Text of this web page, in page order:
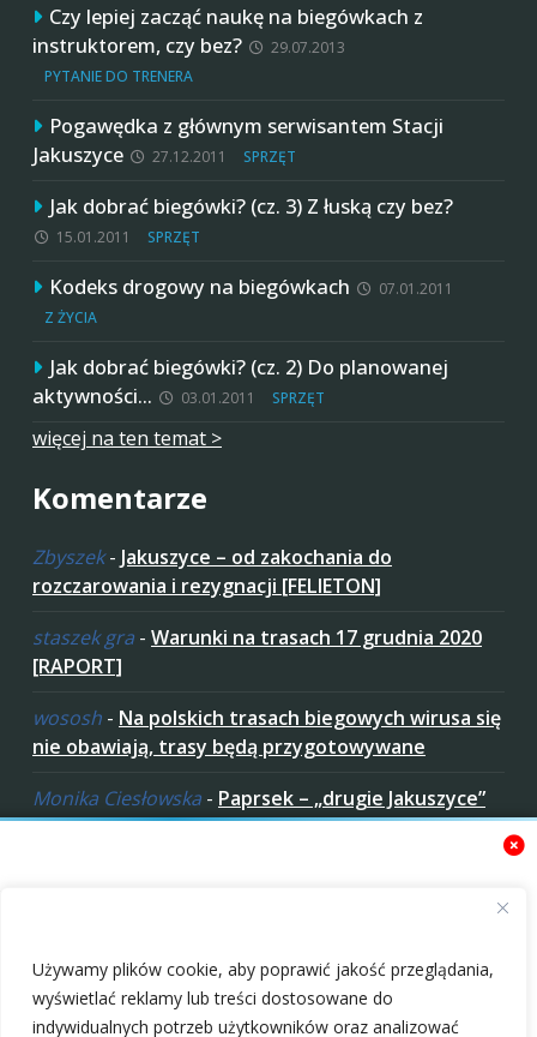
Używamy plików cookie, aby poprawić jakość przeglądania,
wyświetlać reklamy lub treści dostosowane do
indywidualnych potrzeb użytkowników oraz analizować
Czy lepiej zacząć naukę na biegówkach z
instruktorem, czy bez?
29.07.2013
PYTANIE DO TRENERA
Pogawędka z głównym serwisantem Stacji
Jakuszyce
27.12.2011 SPRZĘT
Jak dobrać biegówki? (cz. 3) Z łuską czy bez?
15.01.2011 SPRZĘT
Kodeks drogowy na biegówkach
07.01.2011
Z ŻYCIA
Jak dobrać biegówki? (cz. 2) Do planowanej
aktywności…
03.01.2011 SPRZĘT
więcej na ten temat >
Komentarze
Zbyszek- Jakuszyce – od zakochania do
rozczarowania i rezygnacji [FELIETON]
staszek gra - Warunki na trasach 17 grudnia 2020
[RAPORT]
wososh - Na polskich trasach biegowych wirusa się
nie obawiają, trasy będą przygotowywane
Monika Ciesłowska - Paprsek – „drugie Jakuszyce”
w „czeskich Bieszczadach”